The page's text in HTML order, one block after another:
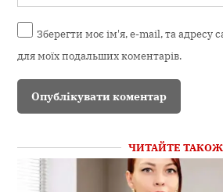
Зберегти моє ім'я, e-mail, та адресу
для моїх подальших коментарів.
ЧИТАЙТЕ ТАКОЖ